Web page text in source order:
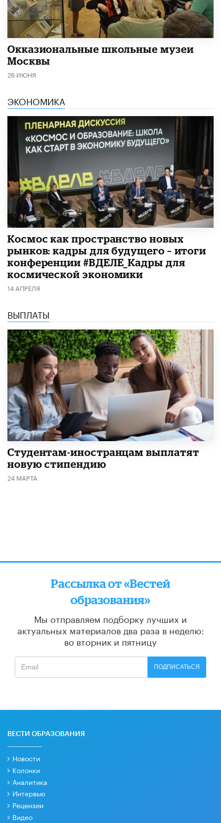
​Окказиональные школьные музеи
Москвы
26 ИЮНЯ
ЭКОНОМИКА
Космос как пространство новых
рынков: кадры для будущего – итоги
конференции #ВДЕЛЕ_Кадры для
космической экономики
14 АПРЕЛЯ
ВЫПЛАТЫ
Студентам-иностранцам выплатят
новую стипендию
24 МАРТА
Рассылка от «Вестей
образования»
Мы отправляем подборку лучших и
актуальных материалов два раза в неделю:
во вторник и пятницу
ПОДПИСАТЬСЯ
ВЕСТИ ОБРАЗОВАНИЯ
Новости
Колонки
Аналитика
Интервью
Рецензии
Видео